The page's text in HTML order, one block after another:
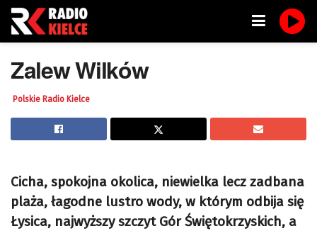
Zalew Wilków
Polskie Radio Kielce
Cicha, spokojna okolica, niewielka lecz zadbana
plaża, łagodne lustro wody, w którym odbija się
Łysica, najwyższy szczyt Gór Świętokrzyskich, a